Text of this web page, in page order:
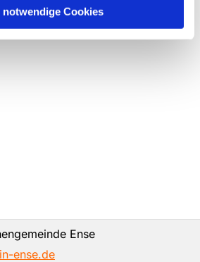
notwendige Cookies
Ense
ense.de